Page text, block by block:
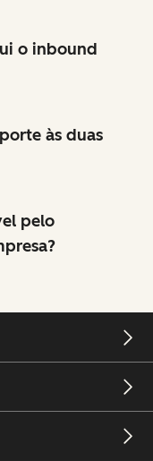
o inbound
às duas
pelo